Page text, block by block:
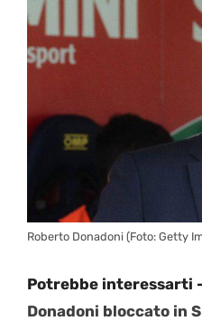
Roberto Donadoni (Foto: Getty
Potrebbe interessarti
Donadoni bloccato in